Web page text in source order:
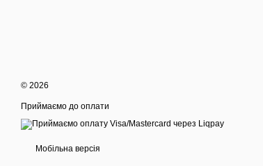
© 2026
Приймаємо до оплати
Мобільна версія